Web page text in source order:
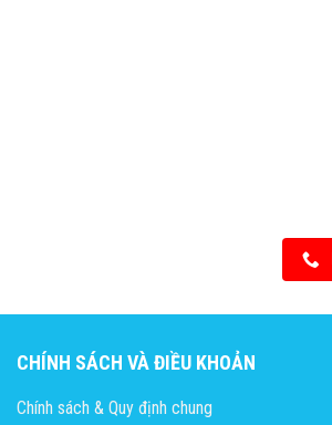
CHÍNH SÁCH VÀ ĐIỀU KHOẢN
Chính sách & Quy định chung